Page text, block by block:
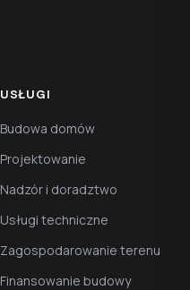
USŁUGI
Budowa domów
Projektowanie
Nadzór i doradztwo
Usługi techniczne
Zagospodarowanie terenu
Finansowanie budowy